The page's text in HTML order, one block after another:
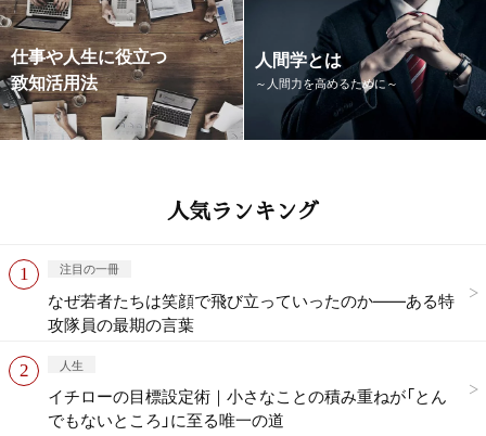
仕事や人生に役立つ
致知活用法
人間学とは
～人間力を高めるために～
人気ランキング
注目の一冊
なぜ若者たちは笑顔で飛び立っていったのか——ある特
攻隊員の最期の言葉
人生
イチローの目標設定術｜小さなことの積み重ねが「とん
でもないところ」に至る唯一の道